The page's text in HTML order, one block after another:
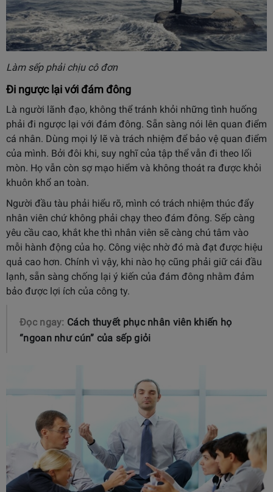
Làm sếp phải chịu cô đơn
Đi ngược lại với đám đông
Là người lãnh đạo, không thể tránh khỏi những tình huống
phải đi ngược lại với đám đông. Sẵn sàng nói lên quan điểm
cá nhân. Dùng mọi lý lẽ và trách nhiệm để bảo vệ quan điểm
của mình. Bởi đôi khi, suy nghĩ của tập thể vẫn đi theo lối
mòn. Họ vẫn còn sợ mạo hiểm và không thoát ra được khỏi
khuôn khổ an toàn.
Người đầu tàu phải hiểu rõ, mình có trách nhiệm thúc đẩy
nhân viên chứ không phải chạy theo đám đông. Sếp càng
yêu cầu cao, khắt khe thì nhân viên sẽ càng chú tâm vào
mỗi hành động của họ. Công việc nhờ đó mà đạt được hiệu
quả cao hơn. Chính vì vậy, khi nào họ cũng phải giữ cái đầu
lạnh, sẵn sàng chống lại ý kiến của đám đông nhằm đảm
bảo được lợi ích của công ty.
Đọc ngay: Cách thuyết phục nhân viên khiến họ
“ngoan như cún” của sếp giỏi